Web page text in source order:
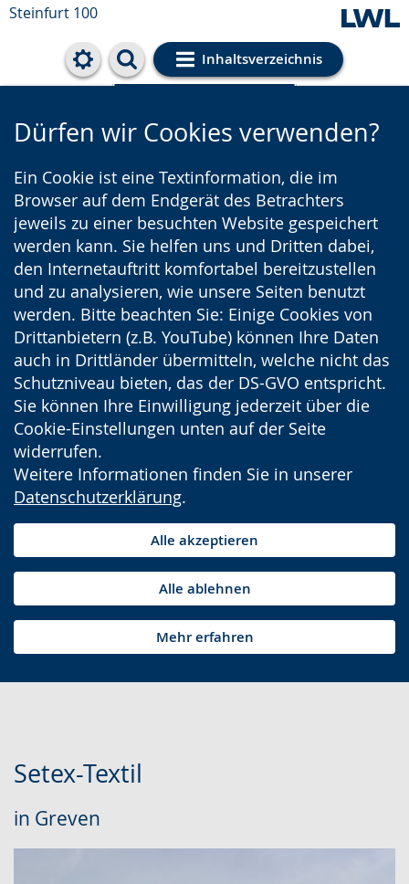
Steinfurt 100
Inhaltsverzeichnis
Cookie-Einstellungen
Dürfen wir Cookies verwenden?
Ein Cookie ist eine Textinformation, die im
Browser auf dem Endgerät des Betrachters
jeweils zu einer besuchten Website gespeichert
werden kann. Sie helfen uns und Dritten dabei,
den Internetauftritt komfortabel bereitzustellen
und zu analysieren, wie unsere Seiten benutzt
werden. Bitte beachten Sie: Einige Cookies von
Drittanbietern (z.B. YouTube) können Ihre Daten
auch in Drittländer übermitteln, welche nicht das
Schutzniveau bieten, das der DS-GVO entspricht.
Sie können Ihre Einwilligung jederzeit über die
Cookie-Einstellungen unten auf der Seite
widerrufen.
Weitere Informationen finden Sie in unserer
Datenschutzerklärung.
Alle akzeptieren
Alle ablehnen
Mehr erfahren
Setex-Textil
in Greven